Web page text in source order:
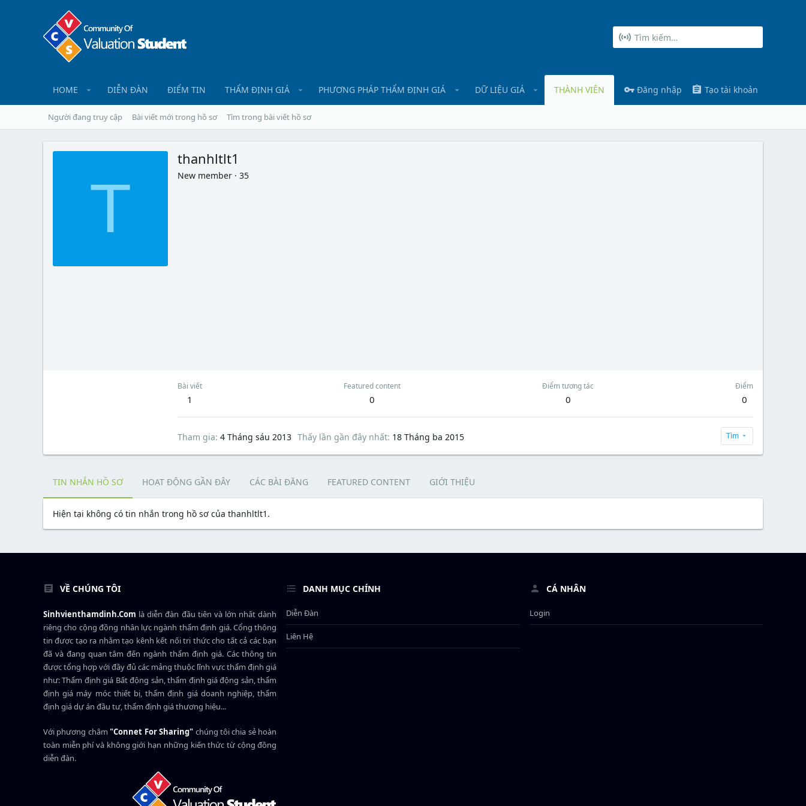
HOME DIỄN ĐÀN ĐIỂM TIN THẨM ĐỊNH GIÁ PHƯƠNG PHÁP THẨM ĐỊNH GIÁ DỮ LIỆU GIÁ THÀNH VIÊN Đăng nhập Tạo tài khoản
Người đang truy cập Bài viết mới trong hồ sơ Tìm trong bài viết hồ sơ
T
thanhltlt1
New member · 35
Bài viết
1
Featured content
0
Điểm tương tác
0
Điểm
0
Tham gia 4 Tháng sáu 2013 Thấy lần gần đây nhất 18 Tháng ba 2015 Tìm
TIN NHẮN HỒ SƠ HOẠT ĐỘNG GẦN ĐÂY CÁC BÀI ĐĂNG FEATURED CONTENT GIỚI THIỆU
Hiện tại không có tin nhắn trong hồ sơ của thanhltlt1.
VỀ CHÚNG TÔI
Sinhvienthamdinh.Com là diễn đàn đầu tiên và lớn nhất dành
riêng cho cộng đồng nhân lực ngành thẩm định giá. Cổng thông
tin được tạo ra nhằm tạo kênh kết nối tri thức cho tất cả các bạn
đã và đang quan tâm đến ngành thẩm định giá. Các thông tin
được tổng hợp với đầy đủ các mảng thuộc lĩnh vực thẩm định giá
như: Thẩm định giá Bất động sản, thẩm định giá động sản, thẩm
định giá máy móc thiết bị, thẩm định giá doanh nghiệp, thẩm
định giá dự án đầu tư, thẩm định giá thương hiệu...
Với phương châm"Connet For Sharing" chúng tôi chia sẻ hoàn
toàn miễn phí và không giới hạn những kiến thức từ cộng đồng
diễn đàn.
DANH MỤC CHÍNH
Diễn Đàn
Liên Hệ
CÁ NHÂN
Login